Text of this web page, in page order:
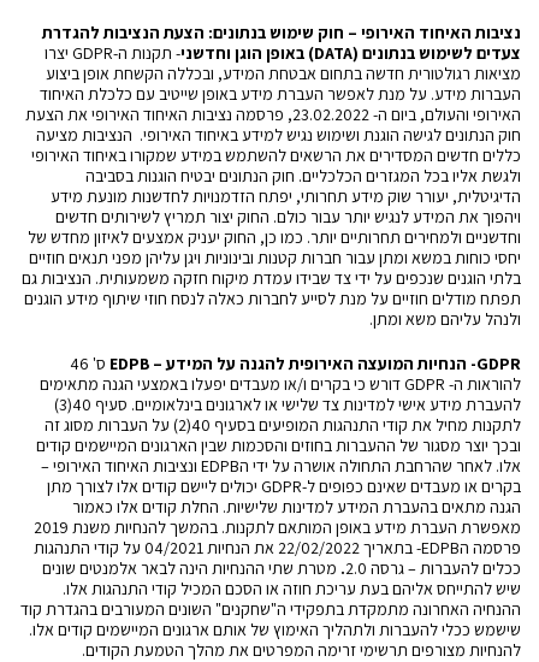
נציבות האיחוד האירופי – חוק שימוש בנתונים: הצעת הנציבות להגדרת
צעדים לשימוש בנתונים (DATA) באופן הוגן וחדשני
- תקנות ה-GDPR יצרו
מציאות רגולטורית חדשה בתחום אבטחת המידע, ובכללה הקשחת אופן ביצוע
העברות מידע. על מנת לאפשר העברת מידע באופן שייטיב עם כלכלת האיחוד
האירופי והעולם, ביום ה- 23.02.2022,
פרסמה נציבות האיחוד האירופי את הצעת
חוק הנתונים לגישה הוגנת ושימוש נגיש למידע באיחוד האירופי. הנציבות מציעה
כללים חדשים המסדירים את הרשאים להשתמש במידע שמקורו באיחוד האירופי
ולגשת אליו בכל המגזרים הכלכליים. חוק הנתונים יבטיח הוגנות בסביבה
הדיגיטלית, יעורר שוק מידע תחרותי, יפתח הזדמנויות לחדשנות מונעת מידע
ויהפוך את המידע לנגיש יותר עבור כולם. החוק יצור תמריץ לשירותים חדשים
וחדשניים ולמחירים תחרותיים יותר. כמו כן, החוק יעניק אמצעים לאיזון מחדש של
יחסי כוחות במשא ומתן עבור חברות קטנות ובינוניות ויגן עליהן מפני תנאים חוזיים
בלתי הוגנים שנכפים על ידי צד שבידו עמדת מיקוח חזקה משמעותית. הנציבות גם
תפתח מודלים חוזיים על מנת לסייע לחברות כאלה לנסח חוזי שיתוף מידע הוגנים
ולנהל עליהם משא ומתן.
GDPR- הנחיות המועצה האירופית להגנה על המידע – EDPB
ס' 46
להוראות ה- GDPR דורש כי בקרים ו/או מעבדים יפעלו באמצעי הגנה מתאימים
להעברת מידע אישי למדינות צד שלישי או לארגונים בינלאומיים. סעיף 40(3)
לתקנות מחיל את קודי התנהגות המופיעים בסעיף 40(2) על העברות מסוג זה
ובכך יוצר מסגור של ההעברות בחוזים והסכמות שבין הארגונים המיישמים קודים
אלו. לאחר שהרחבת התחולה אושרה על ידי הEDPB ונציבות האיחוד האירופי –
בקרים או מעבדים שאינם כפופים ל-GDPR יכולים ליישם קודים אלו לצורך מתן
הגנה מתאים בהעברת המידע למדינות שלישיות. החלת קודים אלו כאמור
מאפשרת העברת מידע באופן המותאם לתקנות. בהמשךלהנחיות משנת 2019
פרסמה הEDPB- בתאריך 22/02/2022 את
הנחיות 04/2021 על קודי התנהגות
ככלים להעברות – גרסה 2.0
. מטרת שתי ההנחיות הינה לבאר אלמנטים שונים
שיש להתייחס אליהם בעת עריכת חוזה או הסכם המכיל קודי התנהגות אלו.
ההנחיה האחרונה מתמקדת בתפקידי ה"שחקנים" השונים המעורבים בהגדרת קוד
שישמש ככלי להעברות ולתהליך האימוץ של אותם ארגונים המיישמים קודים אלו.
להנחיות מצורפים תרשימי זרימה המפרטים את מהלך הטמעת הקודים.